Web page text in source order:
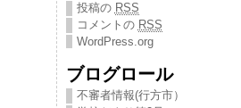
投稿の RSS
コメントの RSS
WordPress.org
ブログロール
不審者情報(行方市）